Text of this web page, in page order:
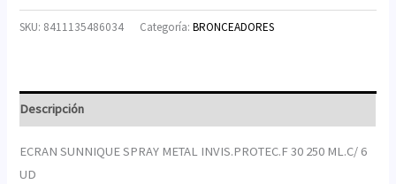
SKU: 8411135486034 Categoría:BRONCEADORES
Descripción
ECRAN SUNNIQUE SPRAY METAL INVIS.PROTEC.F 30 250 ML.C/ 6
UD